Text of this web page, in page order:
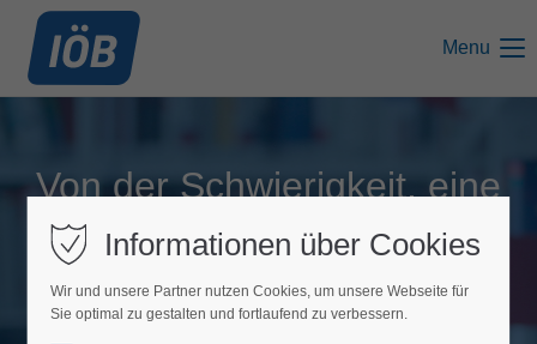
Menu
Von der Schwierigkeit, eine
Balance zu finden
Informationen über Cookies
Wir und unsere Partner nutzen Cookies, um unsere Webseite für
Sie optimal zu gestalten und fortlaufend zu verbessern.